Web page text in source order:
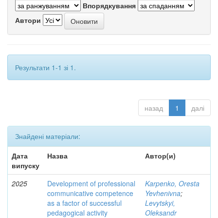
Впорядкування
Автори
Результати 1-1 зі 1.
назад 1 далі
Знайдені матеріали:
Дата
випуску
Назва Автор(и)
2025
Development of professional
communicative competence
as a factor of successful
pedagogical activity
Karpenko, Oresta
Yevhenivna;
Levytskyi,
Oleksandr